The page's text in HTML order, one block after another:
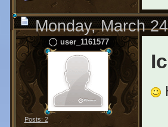
Monday, March
user_1161577
Posts: 2